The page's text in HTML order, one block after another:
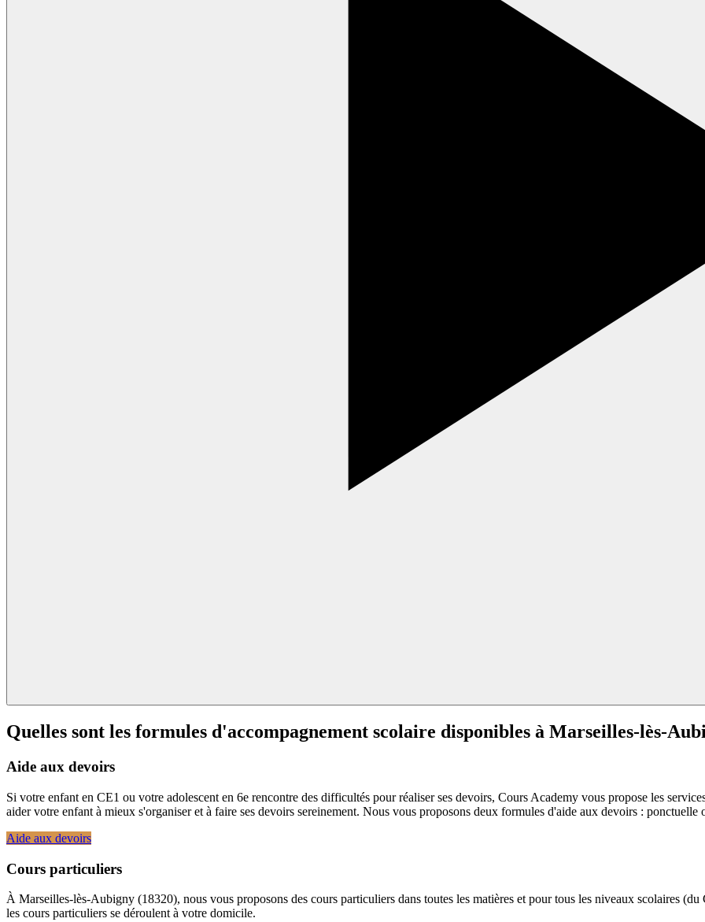
Quelles sont les formules d'accompagnement scolaire disponibles à Marseilles-lès-
Aide aux devoirs
Si votre enfant en CE1 ou votre adolescent en 6e rencontre des difficultés pour réaliser ses devoirs, Cours Academy vous propose les
aider votre enfant à mieux s'organiser et à faire ses devoirs sereinement. Nous vous proposons deux formules d'aide aux devoirs : ponctuelle
Aide aux devoirs
Cours particuliers
À Marseilles-lès-Aubigny (18320), nous vous proposons des cours particuliers dans toutes les matières et pour tous les niveaux scolaires
les cours particuliers se déroulent à votre domicile.